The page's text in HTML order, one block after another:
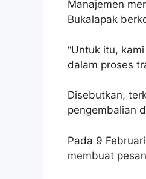
Manajemen
Bukalapak
“Untuk itu,
dalam proses
Disebutkan,
pengembalian
Pada 9
membuat